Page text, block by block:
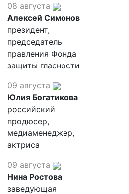
08 августа
Алексей Симонов
президент,
председатель
правления Фонда
защиты гласности
09 августа
Юлия Богатикова
российский
продюсер,
медиаменеджер,
актриса
09 августа
Нина Ростова
заведующая